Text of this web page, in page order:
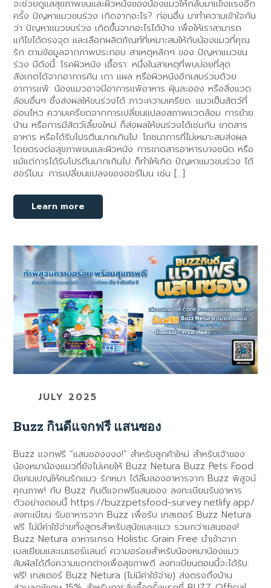
จะช่วยดูแลสุขภาพขนและผิวหนังของน้องแมวให้กลับมาแข็งแรงอีก
ครั้ง ปัญหาแมวขนร่วง เกิดจากอะไร? ก่อนอื่น มาทำความเข้าใจกัน
ว่า ปัญหาแมวขนร่วง เกิดขึ้นจากอะไรได้บ้าง เพื่อให้เราสามารถ
แก้ไขได้ตรงจุด และเลือกผลิตภัณฑ์ที่เหมาะสมให้กับน้องแมวที่คุณ
รัก ตามข้อมูลจากภาพประกอบ สาเหตุหลักๆ ของ ปัญหาแมวขน
ร่วง มีดังนี้: โรคผิวหนัง เชื้อรา: หนึ่งในสาเหตุที่พบบ่อยที่สุด
สังเกตได้จากอาการคัน เกา แผล หรือผิวหนังอักเสบร่วมด้วย
อาการแพ้: น้องแมวอาจมีอาการแพ้อาหาร ฝุ่นละออง หรือสิ่งแวด
ล้อมอื่นๆ ซึ่งส่งผลให้ขนร่วงได้ ภาวะความเครียด: แมวเป็นสัตว์ที่
อ่อนไหว ความเครียดจากการเปลี่ยนแปลงสภาพแวดล้อม การย้าย
บ้าน หรือการมีสัตว์เลี้ยงใหม่ ก็ส่งผลให้ขนร่วงได้เช่นกัน ขาดสาร
อาหาร หรือได้รับโปรตีนมากเกินไป: โภชนาการที่ไม่เหมาะสมส่งผล
โดยตรงต่อสุขภาพขนและผิวหนัง การขาดสารอาหารบางชนิด หรือ
แม้แต่การได้รับโปรตีนมากเกินไป ก็ทำให้เกิด ปัญหาแมวขนร่วง ได้
ฮอร์โมน: การเปลี่ยนแปลงของฮอร์โมน เช่น […]
Learn more
JULY 2025
Buzz กินดีแจกฟรี แสนซอง
Buzz แจกฟรี “แสนซองงงง!” สำหรับลูกค้าใหม่ สำหรับเจ้าของ
น้องหมาน้องแมวที่ยังไม่เคยให้ Buzz Netura Buzz Pets Food
มีแคมเปญให้คนรักแมว รักหมา ได้ลิ้มลองอาหารจาก Buzz พิสูจน์
คุณภาพ! กับ Buzz กินดีแจกฟรีแสนซอง ลงทะเบียนรับอาหาร
ตัวอย่างตอนนี้ https://buzzpetsfood-survey.netlify.app/
ลงทะเบียน รับอาหารจาก Buzz เพื่อรับ เทสเตอร์ Buzz Netura
ฟรี ไม่มีค่าใช้จ่ายทั้งสูตรสำหรับสุนัขและแมว รวมกว่าแสนซอง!
Buzz Netura อาหารเกรด Holistic Grain Free นำเข้าจาก
เบลเยียมและเนเธอร์แลนด์ ความอร่อยสำหรับน้องหมาน้องแมว
สัมผัสได้ถึงความแตกต่างเพื่อสุขภาพดี ลงทะเบียนตอนนี้จะได้รับ:
ฟรี! เทสเตอร์ Buzz Netura (ไม่มีค่าใช้จ่าย) ส่งตรงถึงบ้าน